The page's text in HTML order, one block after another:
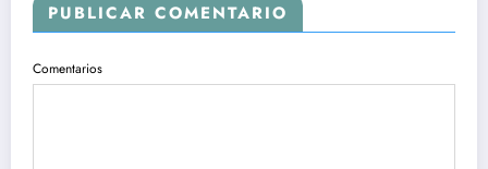
PUBLICAR COMENTARIO
Comentarios